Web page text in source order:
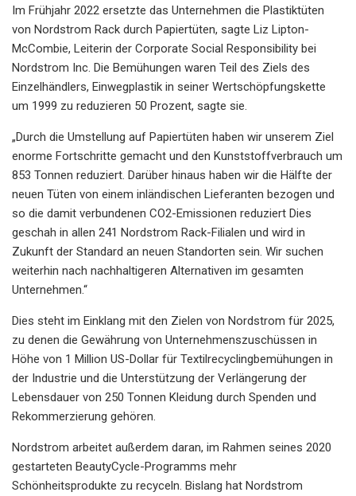
Im Frühjahr 2022 ersetzte das Unternehmen die Plastiktüten
von Nordstrom Rack durch Papiertüten, sagte Liz Lipton-
McCombie, Leiterin der Corporate Social Responsibility bei
Nordstrom Inc. Die Bemühungen waren Teil des Ziels des
Einzelhändlers, Einwegplastik in seiner Wertschöpfungskette
um 1999 zu reduzieren 50 Prozent, sagte sie.
„Durch die Umstellung auf Papiertüten haben wir unserem Ziel
enorme Fortschritte gemacht und den Kunststoffverbrauch um
853 Tonnen reduziert. Darüber hinaus haben wir die Hälfte der
neuen Tüten von einem inländischen Lieferanten bezogen und
so die damit verbundenen CO2-Emissionen reduziert Dies
geschah in allen 241 Nordstrom Rack-Filialen und wird in
Zukunft der Standard an neuen Standorten sein. Wir suchen
weiterhin nach nachhaltigeren Alternativen im gesamten
Unternehmen.“
Dies steht im Einklang mit den Zielen von Nordstrom für 2025,
zu denen die Gewährung von Unternehmenszuschüssen in
Höhe von 1 Million US-Dollar für Textilrecyclingbemühungen in
der Industrie und die Unterstützung der Verlängerung der
Lebensdauer von 250 Tonnen Kleidung durch Spenden und
Rekommerzierung gehören.
Nordstrom arbeitet außerdem daran, im Rahmen seines 2020
gestarteten BeautyCycle-Programms mehr
Schönheitsprodukte zu recyceln. Bislang hat Nordstrom